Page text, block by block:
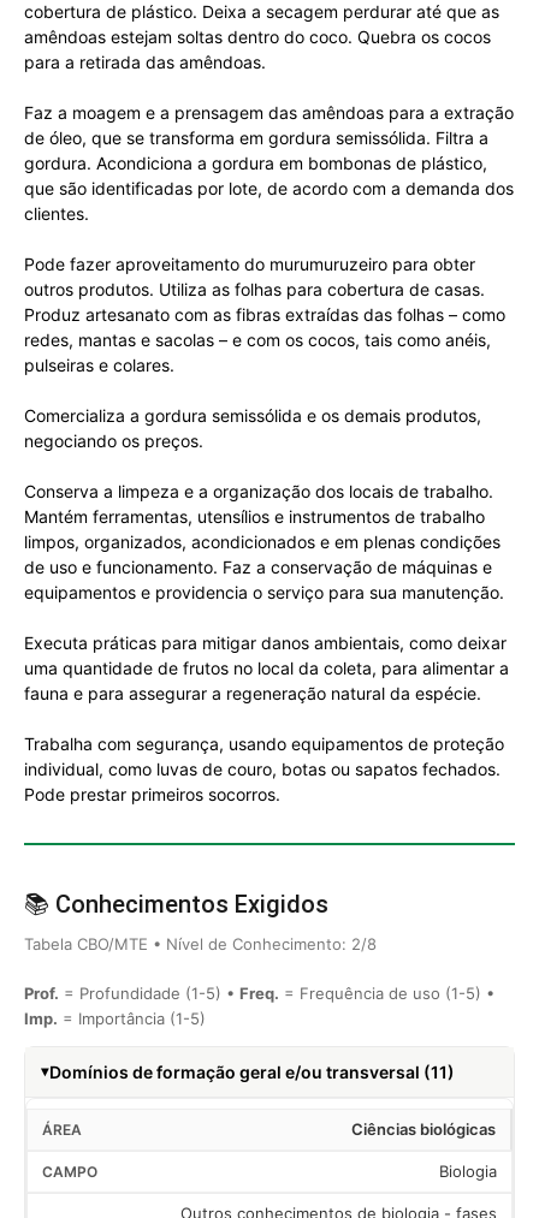
cobertura de plástico. Deixa a secagem perdurar até que as
amêndoas estejam soltas dentro do coco. Quebra os cocos
para a retirada das amêndoas.
Faz a moagem e a prensagem das amêndoas para a extração
de óleo, que se transforma em gordura semissólida. Filtra a
gordura. Acondiciona a gordura em bombonas de plástico,
que são identificadas por lote, de acordo com a demanda dos
clientes.
Pode fazer aproveitamento do murumuruzeiro para obter
outros produtos. Utiliza as folhas para cobertura de casas.
Produz artesanato com as fibras extraídas das folhas – como
redes, mantas e sacolas – e com os cocos, tais como anéis,
pulseiras e colares.
Comercializa a gordura semissólida e os demais produtos,
negociando os preços.
Conserva a limpeza e a organização dos locais de trabalho.
Mantém ferramentas, utensílios e instrumentos de trabalho
limpos, organizados, acondicionados e em plenas condições
de uso e funcionamento. Faz a conservação de máquinas e
equipamentos e providencia o serviço para sua manutenção.
Executa práticas para mitigar danos ambientais, como deixar
uma quantidade de frutos no local da coleta, para alimentar a
fauna e para assegurar a regeneração natural da espécie.
Trabalha com segurança, usando equipamentos de proteção
individual, como luvas de couro, botas ou sapatos fechados.
Pode prestar primeiros socorros.
📚 Conhecimentos Exigidos
Tabela CBO/MTE • Nível de Conhecimento: 2/8
Prof. = Profundidade (1-5) • Freq. = Frequência de uso (1-5) •
Imp. = Importância (1-5)
Domínios de formação geral e/ou transversal (11)
Ciências biológicas
Biologia
Outros conhecimentos de biologia - fases